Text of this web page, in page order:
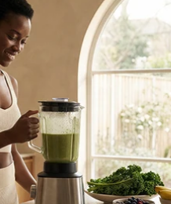
Meilleure Vente
pois
Whey en Poudre
collagène